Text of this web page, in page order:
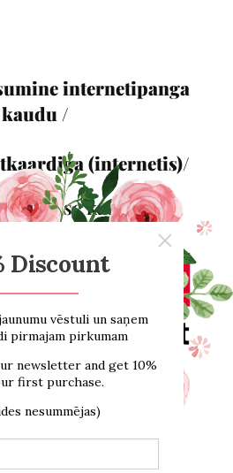
internetipanga
kaudu /
(internetis)/
kaudu